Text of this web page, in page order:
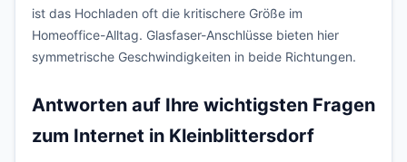
ist das Hochladen oft die kritischere Größe im
Homeoffice-Alltag. Glasfaser-Anschlüsse bieten hier
symmetrische Geschwindigkeiten in beide Richtungen.
Antworten auf Ihre wichtigsten Fragen
zum Internet in Kleinblittersdorf